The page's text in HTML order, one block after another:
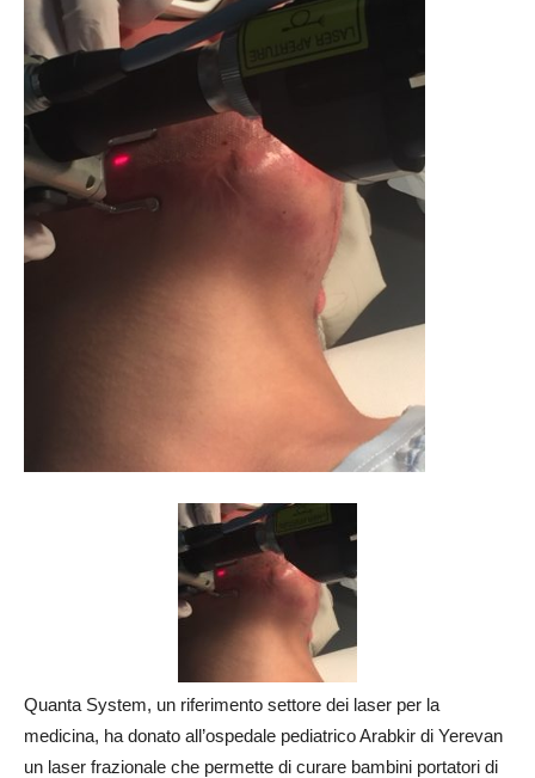
Quanta System, un riferimento settore dei laser per la
medicina, ha donato all’ospedale pediatrico Arabkir di Yerevan
un laser frazionale che permette di curare bambini portatori di